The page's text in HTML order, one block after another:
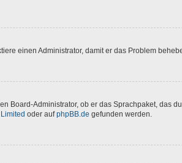
einen Administrator, damit er das Problem
Board-Administrator, ob er das Sprachpaket, das
oder aufphpBB.de gefunden werden.